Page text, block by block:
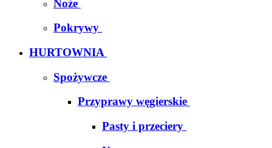
Noże
Pokrywy
HURTOWNIA
Spożywcze
Przyprawy węgierskie
Pasty i przeciery